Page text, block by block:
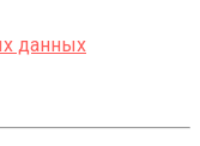
данных